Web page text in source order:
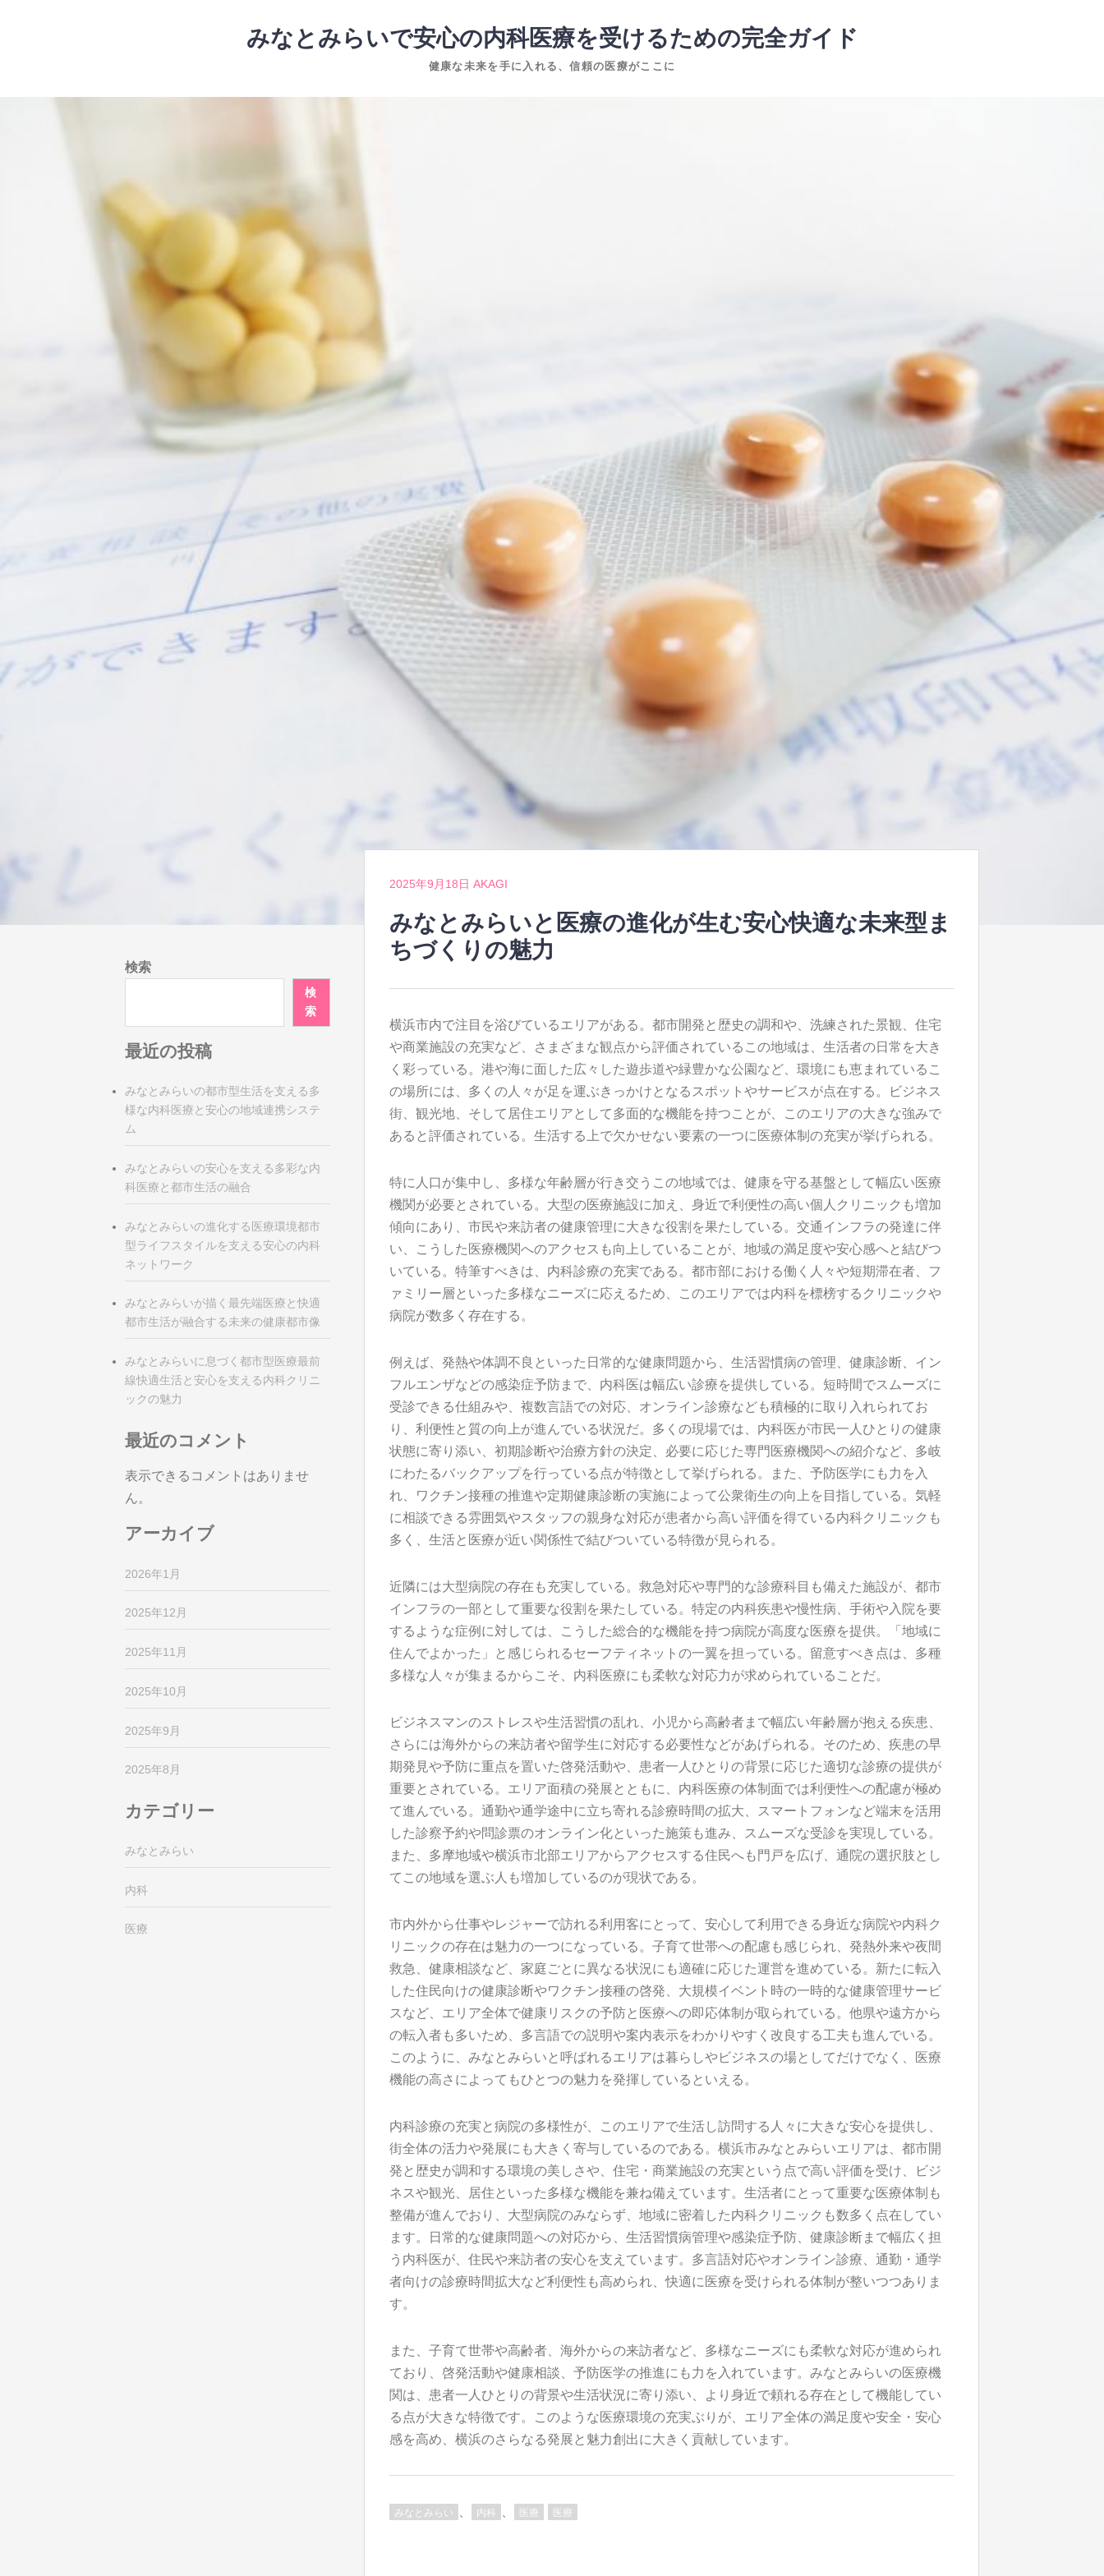
みなとみらいで安心の内科医療を受けるための完全ガイド
健康な未来を手に入れる、信頼の医療がここに
へ
ス
2025年9月18日 AKAGI
みなとみらいと医療の進化が生む安心快適な未来型ま
ちづくりの魅力
横浜市内で注目を浴びているエリアがある。都市開発と歴史の調和や、洗練された景観、住宅
や商業施設の充実など、さまざまな観点から評価されているこの地域は、生活者の日常を大き
く彩っている。港や海に面した広々した遊歩道や緑豊かな公園など、環境にも恵まれているこ
の場所には、多くの人々が足を運ぶきっかけとなるスポットやサービスが点在する。ビジネス
街、観光地、そして居住エリアとして多面的な機能を持つことが、このエリアの大きな強みで
あると評価されている。生活する上で欠かせない要素の一つに医療体制の充実が挙げられる。
特に人口が集中し、多様な年齢層が行き交うこの地域では、健康を守る基盤として幅広い医療
機関が必要とされている。大型の医療施設に加え、身近で利便性の高い個人クリニックも増加
傾向にあり、市民や来訪者の健康管理に大きな役割を果たしている。交通インフラの発達に伴
い、こうした医療機関へのアクセスも向上していることが、地域の満足度や安心感へと結びつ
いている。特筆すべきは、内科診療の充実である。都市部における働く人々や短期滞在者、フ
ァミリー層といった多様なニーズに応えるため、このエリアでは内科を標榜するクリニックや
病院が数多く存在する。
例えば、発熱や体調不良といった日常的な健康問題から、生活習慣病の管理、健康診断、イン
フルエンザなどの感染症予防まで、内科医は幅広い診療を提供している。短時間でスムーズに
受診できる仕組みや、複数言語での対応、オンライン診療なども積極的に取り入れられてお
り、利便性と質の向上が進んでいる状況だ。多くの現場では、内科医が市民一人ひとりの健康
状態に寄り添い、初期診断や治療方針の決定、必要に応じた専門医療機関への紹介など、多岐
にわたるバックアップを行っている点が特徴として挙げられる。また、予防医学にも力を入
れ、ワクチン接種の推進や定期健康診断の実施によって公衆衛生の向上を目指している。気軽
に相談できる雰囲気やスタッフの親身な対応が患者から高い評価を得ている内科クリニックも
多く、生活と医療が近い関係性で結びついている特徴が見られる。
近隣には大型病院の存在も充実している。救急対応や専門的な診療科目も備えた施設が、都市
インフラの一部として重要な役割を果たしている。特定の内科疾患や慢性病、手術や入院を要
するような症例に対しては、こうした総合的な機能を持つ病院が高度な医療を提供。「地域に
住んでよかった」と感じられるセーフティネットの一翼を担っている。留意すべき点は、多種
多様な人々が集まるからこそ、内科医療にも柔軟な対応力が求められていることだ。
ビジネスマンのストレスや生活習慣の乱れ、小児から高齢者まで幅広い年齢層が抱える疾患、
さらには海外からの来訪者や留学生に対応する必要性などがあげられる。そのため、疾患の早
期発見や予防に重点を置いた啓発活動や、患者一人ひとりの背景に応じた適切な診療の提供が
重要とされている。エリア面積の発展とともに、内科医療の体制面では利便性への配慮が極め
て進んでいる。通勤や通学途中に立ち寄れる診療時間の拡大、スマートフォンなど端末を活用
した診察予約や問診票のオンライン化といった施策も進み、スムーズな受診を実現している。
また、多摩地域や横浜市北部エリアからアクセスする住民へも門戸を広げ、通院の選択肢とし
てこの地域を選ぶ人も増加しているのが現状である。
市内外から仕事やレジャーで訪れる利用客にとって、安心して利用できる身近な病院や内科ク
リニックの存在は魅力の一つになっている。子育て世帯への配慮も感じられ、発熱外来や夜間
救急、健康相談など、家庭ごとに異なる状況にも適確に応じた運営を進めている。新たに転入
した住民向けの健康診断やワクチン接種の啓発、大規模イベント時の一時的な健康管理サービ
スなど、エリア全体で健康リスクの予防と医療への即応体制が取られている。他県や遠方から
の転入者も多いため、多言語での説明や案内表示をわかりやすく改良する工夫も進んでいる。
このように、みなとみらいと呼ばれるエリアは暮らしやビジネスの場としてだけでなく、医療
機能の高さによってもひとつの魅力を発揮しているといえる。
内科診療の充実と病院の多様性が、このエリアで生活し訪問する人々に大きな安心を提供し、
街全体の活力や発展にも大きく寄与しているのである。横浜市みなとみらいエリアは、都市開
発と歴史が調和する環境の美しさや、住宅・商業施設の充実という点で高い評価を受け、ビジ
ネスや観光、居住といった多様な機能を兼ね備えています。生活者にとって重要な医療体制も
整備が進んでおり、大型病院のみならず、地域に密着した内科クリニックも数多く点在してい
ます。日常的な健康問題への対応から、生活習慣病管理や感染症予防、健康診断まで幅広く担
う内科医が、住民や来訪者の安心を支えています。多言語対応やオンライン診療、通勤・通学
者向けの診療時間拡大など利便性も高められ、快適に医療を受けられる体制が整いつつありま
す。
また、子育て世帯や高齢者、海外からの来訪者など、多様なニーズにも柔軟な対応が進められ
ており、啓発活動や健康相談、予防医学の推進にも力を入れています。みなとみらいの医療機
関は、患者一人ひとりの背景や生活状況に寄り添い、より身近で頼れる存在として機能してい
る点が大きな特徴です。このような医療環境の充実ぶりが、エリア全体の満足度や安全・安心
感を高め、横浜のさらなる発展と魅力創出に大きく貢献しています。
みなとみらい 内科 医療 医療
検索
検
索
最近の投稿
みなとみらいの都市型生活を支える多
様な内科医療と安心の地域連携システ
ム
みなとみらいの安心を支える多彩な内
科医療と都市生活の融合
みなとみらいの進化する医療環境都市
型ライフスタイルを支える安心の内科
ネットワーク
みなとみらいが描く最先端医療と快適
都市生活が融合する未来の健康都市像
みなとみらいに息づく都市型医療最前
線快適生活と安心を支える内科クリニ
ックの魅力
最近のコメント
表示できるコメントはありませ
ん。
アーカイブ
2026年1月
2025年12月
2025年11月
2025年10月
2025年9月
2025年8月
カテゴリー
みなとみらい
内科
医療